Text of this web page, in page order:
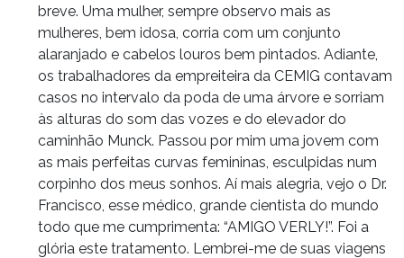
breve. Uma mulher, sempre observo mais as
mulheres, bem idosa, corria com um conjunto
alaranjado e cabelos louros bem pintados. Adiante,
os trabalhadores da empreiteira da CEMIG contavam
casos no intervalo da poda de uma árvore e sorriam
às alturas do som das vozes e do elevador do
caminhão Munck. Passou por mim uma jovem com
as mais perfeitas curvas femininas, esculpidas num
corpinho dos meus sonhos. Aí mais alegria, vejo o Dr.
Francisco, esse médico, grande cientista do mundo
todo que me cumprimenta: “AMIGO VERLY!”. Foi a
glória este tratamento. Lembrei-me de suas viagens